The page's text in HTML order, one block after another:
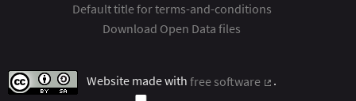
Default title for terms-and-conditions
Download Open Data files
Website made with free software
.